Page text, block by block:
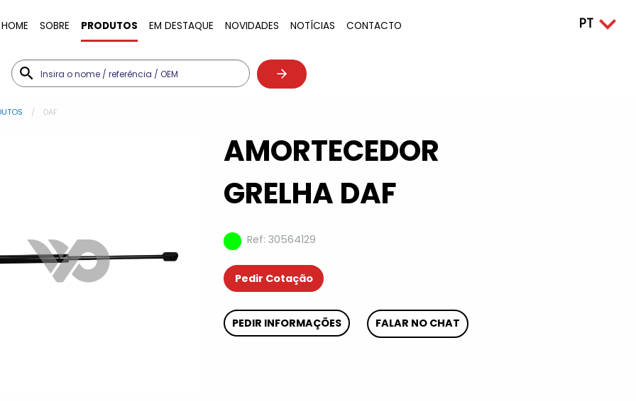
HOME SOBRE PRODUTOS EM DESTAQUE NOVIDADES NOTÍCIAS CONTACTO
DAF
AMORTECEDOR
GRELHA DAF
Ref: 30564129
Pedir Cotação
PEDIR INFORMAÇÕES FALAR NO CHAT